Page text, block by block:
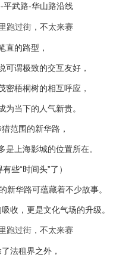
平武路-华山路沿线
直的路型，
可谓极致的交互友好，
密梧桐树的相互呼应，
为当下的人气新贵。
范围的新华路，
是上海影城的位置所在。
些“时间头”了）
新华路可蕴藏着不少故事。
收，更是文化气场的升级。
法租界之外，